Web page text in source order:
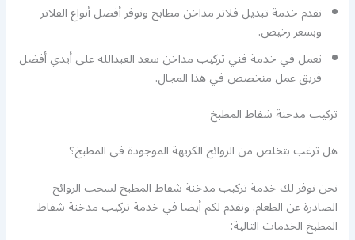
نقدم خدمة تبديل فلاتر مداخن مطابخ ونوفر أفضل أنواع الفلاتر
وبسعر رخيص.
نعمل في خدمة فني تركيب مداخن سعد العبدالله على أيدي أفضل
فريق عمل متخصص في هذا المجال.
تركيب مدخنة شفاط المطبخ
هل ترغب بتخلص من الروائح الكريهة الموجودة في المطبخ؟
نحن نوفر لك خدمة تركيب مدخنة شفاط المطبخ لسحب الروائح
الصادرة عن الطعام. ونقدم لكم أيضا في خدمة تركيب مدخنة شفاط
المطبخ الخدمات التالية: